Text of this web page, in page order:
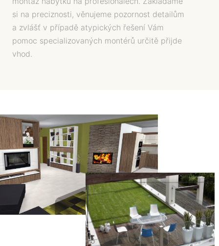
si na preciznosti, věnujeme pozornost detailům
a zvlášť v případě atypických řešení Vám
pomoc specializovaných montérů určitě přijde
vhod.